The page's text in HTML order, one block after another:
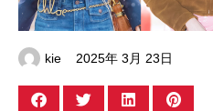
kie 2025年 3月 23日